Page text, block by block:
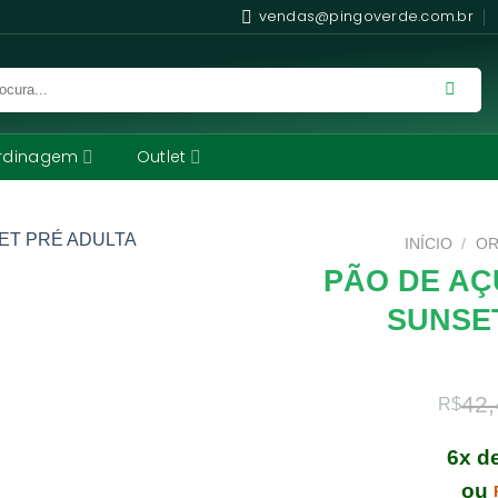
vendas@pingoverde.com.br
Outlet
INÍCIO /
PÃO DE
R$
6x
ou